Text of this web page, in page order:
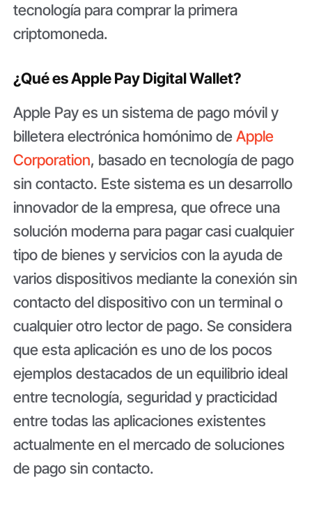
tecnología para comprar la primera
criptomoneda.
¿Qué es Apple Pay Digital Wallet?
Apple Pay es un sistema de pago móvil y
billetera electrónica homónimo deApple
Corporation, basado en tecnología de pago
sin contacto. Este sistema es un desarrollo
innovador de la empresa, que ofrece una
solución moderna para pagar casi cualquier
tipo de bienes y servicios con la ayuda de
varios dispositivos mediante la conexión sin
contacto del dispositivo con un terminal o
cualquier otro lector de pago. Se considera
que esta aplicación es uno de los pocos
ejemplos destacados de un equilibrio ideal
entre tecnología, seguridad y practicidad
entre todas las aplicaciones existentes
actualmente en el mercado de soluciones
de pago sin contacto.